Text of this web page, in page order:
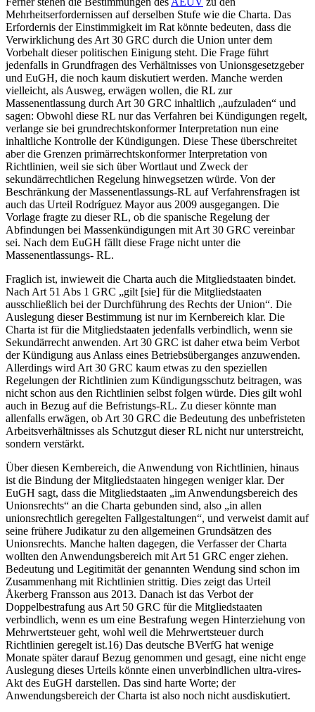
Mehrheitserfordernissen auf derselben Stufe wie die Charta. Das
Erfordernis der Einstimmigkeit im Rat könnte bedeuten, dass die
Verwirklichung des Art 30 GRC durch die Union unter dem
Vorbehalt dieser politischen Einigung steht. Die Frage führt
jedenfalls in Grundfragen des Verhältnisses von Unionsgesetzgeber
und EuGH, die noch kaum diskutiert werden. Manche werden
vielleicht, als Ausweg, erwägen wollen, die RL zur
Massenentlassung durch Art 30 GRC inhaltlich „aufzuladen“ und
sagen: Obwohl diese RL nur das Verfahren bei Kündigungen regelt,
verlange sie bei grundrechtskonformer Interpretation nun eine
inhaltliche Kontrolle der Kündigungen. Diese These überschreitet
aber die Grenzen primärrechtskonformer Interpretation von
Richtlinien, weil sie sich über Wortlaut und Zweck der
sekundärrechtlichen Regelung hinwegsetzen würde. Von der
Beschränkung der Massenentlassungs-RL auf Verfahrensfragen ist
auch das Urteil Rodríguez Mayoraus 2009 ausgegangen. Die
Vorlage fragte zu dieser RL, ob die spanische Regelung der
Abfindungen bei Massenkündigungen mit Art 30 GRC vereinbar
sei. Nach dem EuGH fällt diese Frage nicht unter die
Massenentlassungs- RL.
Fraglich ist, inwieweit die Charta auch die Mitgliedstaaten bindet.
Nach Art 51 Abs 1 GRC „gilt [sie] für die Mitgliedstaaten
ausschließlich bei der Durchführung des Rechts der Union“. Die
Auslegung dieser Bestimmung ist nur im Kernbereich klar. Die
Charta ist für die Mitgliedstaaten jedenfalls verbindlich, wenn sie
Sekundärrecht anwenden. Art 30 GRC ist daher etwa beim Verbot
der Kündigung aus Anlass eines Betriebsüberganges anzuwenden.
Allerdings wird Art 30 GRC kaum etwas zu den speziellen
Regelungen der Richtlinien zum Kündigungsschutz beitragen, was
nicht schon aus den Richtlinien selbst folgen würde. Dies gilt wohl
auch in Bezug auf die Befristungs-RL. Zu dieser könnte man
allenfalls erwägen, ob Art 30 GRC die Bedeutung des unbefristeten
Arbeitsverhältnisses als Schutzgut dieser RL nicht nur unterstreicht,
sondern verstärkt.
Über diesen Kernbereich, die Anwendung von Richtlinien, hinaus
ist die Bindung der Mitgliedstaaten hingegen weniger klar. Der
EuGH sagt, dass die Mitgliedstaaten „im Anwendungsbereich des
Unionsrechts“ an die Charta gebunden sind, also „in allen
unionsrechtlich geregelten Fallgestaltungen“, und verweist damit auf
seine frühere Judikatur zu den allgemeinen Grundsätzen des
Unionsrechts. Manche halten dagegen, die Verfasser der Charta
wollten den Anwendungsbereich mit Art 51 GRC enger ziehen.
Bedeutung und Legitimität der genannten Wendung sind schon im
Zusammenhang mit Richtlinien strittig. Dies zeigt das Urteil
Åkerberg Fransson aus 2013. Danach ist das Verbot der
Doppelbestrafung aus Art 50 GRC für die Mitgliedstaaten
verbindlich, wenn es um eine Bestrafung wegen Hinterziehung von
Mehrwertsteuer geht, wohl weil die Mehrwertsteuer durch
Richtlinien geregelt ist.16) Das deutsche BVerfG hat wenige
Monate später darauf Bezug genommen und gesagt, eine nicht enge
Auslegung dieses Urteils könnte einen unverbindlichen ultra-vires-
Akt des EuGH darstellen. Das sind harte Worte; der
Anwendungsbereich der Charta ist also noch nicht ausdiskutiert.